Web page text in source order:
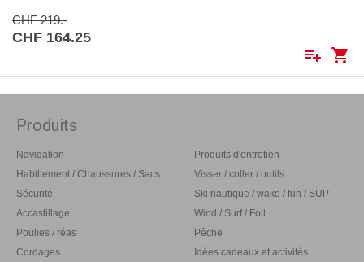
CHF 219.-
CHF 164.25
playlist_add shopping_cart
Produits
Navigation
Habillement / Chaussures / Sacs
Sécurité
Accastillage
Poulies / réas
Cordages
Produits d'entretien
Visser / coller / outils
Ski nautique / wake / fun / SUP
Wind / Surf / Foil
Pêche
Idées cadeaux et activités